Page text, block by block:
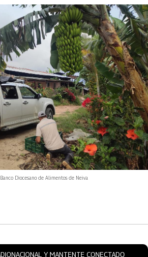
Diocesano de Alimentos de Neiva
Y MANTENTE CONECTADO